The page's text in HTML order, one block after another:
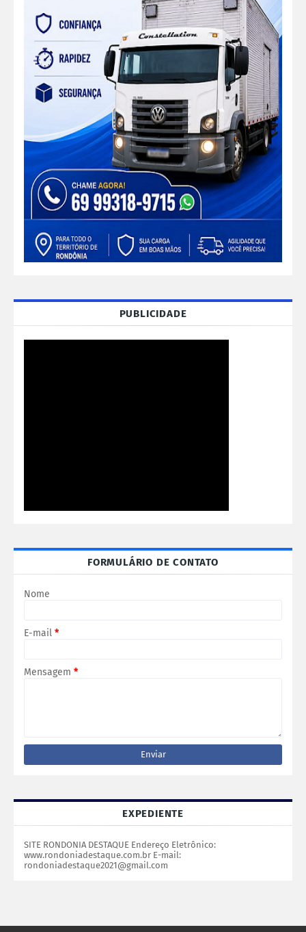
PUBLICIDADE
FORMULÁRIO DE CONTATO
Nome
E-mail *
Mensagem *
EXPEDIENTE
SITE RONDONIA DESTAQUE Endereço Eletrônico:
www.rondoniadestaque.com.br E-mail:
rondoniadestaque2021@gmail.com